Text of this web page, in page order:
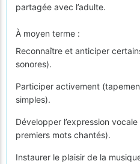
partagée avec l’adulte.
À moyen terme :
Reconnaître et anticiper
sonores).
Participer activement
simples).
Développer l’expression
premiers mots chantés).
Instaurer le plaisir de la